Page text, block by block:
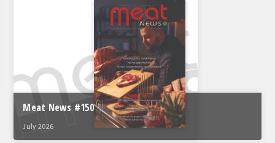
Meat News #150
July 2026